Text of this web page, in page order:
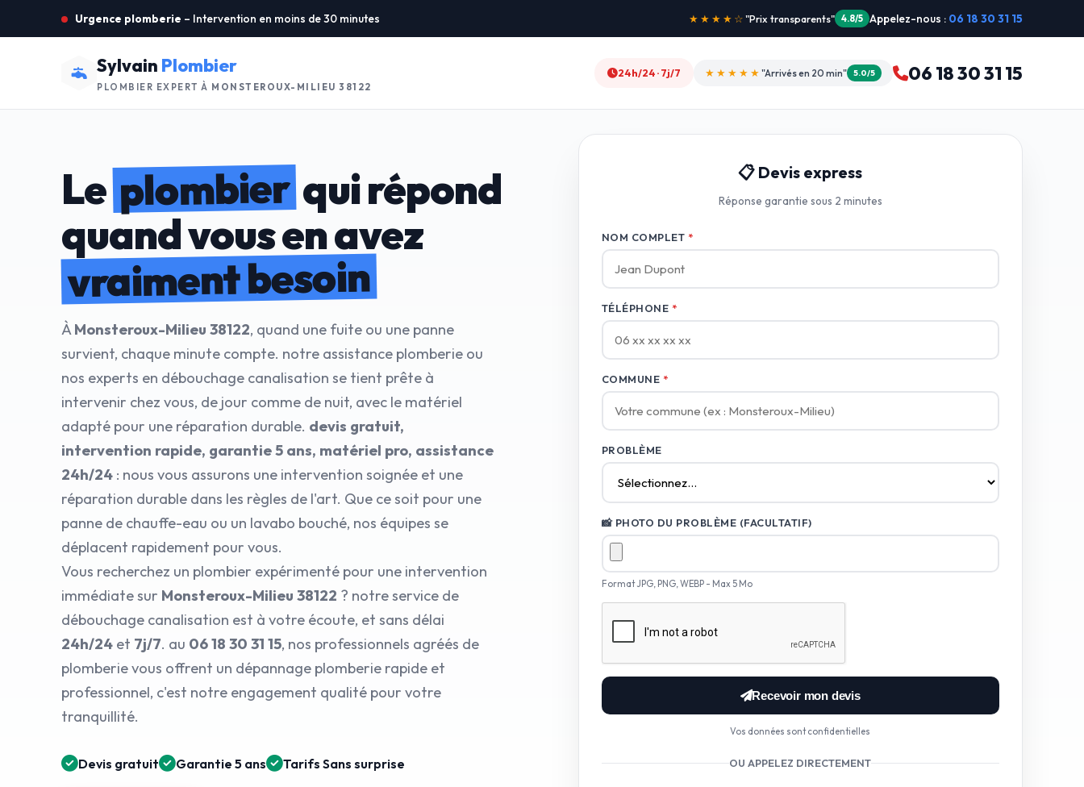
Urgence plomberie – Intervention en moins de 30 minutes ★★★★★ "Intervention dimanche" 5.0/5 Appelez-nous : 06 18 30 31 15
Sylvain Plombier
PLOMBIER EXPERT À MONSTEROUX-MILIEU 38122
24h/24 · 7j/7 ★★★★★ "Arrivés en 20 min" 5.0/5 06 18 30 31 15
Leplombierqui répond
quand vous en avez
vraiment besoin
ÀMonsteroux-Milieu 38122, quand une fuite ou une panne
survient, chaque minute compte. notre assistance plomberie ou
nos experts en débouchage canalisation se tient prête à
intervenir chez vous, de jour comme de nuit, avec le matériel
adapté pour une réparation durable. devis gratuit,
intervention rapide, garantie 5 ans, matériel pro, assistance
24h/24 : nous vous assurons une intervention soignée et une
réparation durable dans les règles de l'art. Que ce soit pour une
panne de chauffe-eau ou un lavabo bouché, nos équipes se
déplacent rapidement pour vous.
Vous recherchez un plombier expérimenté pour une intervention
immédiate sur Monsteroux-Milieu 38122 ? notre service de
débouchage canalisation est à votre écoute, et sans délai
24h/24 et 7j/7. au 06 18 30 31 15, nos professionnels agréés de
plomberie vous offrent un dépannage plomberie rapide et
professionnel, c'est notre engagement qualité pour votre
tranquillité.
Devis gratuit Garantie 5 ans Tarifs Sans surprise
📋 Devis express
Réponse garantie sous 2 minutes
NOM COMPLET *
TÉLÉPHONE *
COMMUNE *
PROBLÈME
📸 PHOTO DU PROBLÈME (FACULTATIF)
Format JPG, PNG, WEBP - Max 5 Mo
Recevoir mon devis
Vos données sont confidentielles
OU APPELEZ DIRECTEMENT